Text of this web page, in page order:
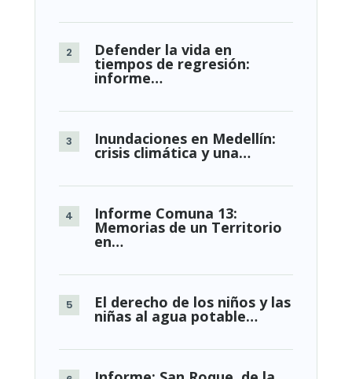
Defender la vida en
tiempos de regresión:
informe…
Inundaciones en Medellín:
crisis climática y una…
Informe Comuna 13:
Memorias de un Territorio
en…
El derecho de los niños y las
niñas al agua potable…